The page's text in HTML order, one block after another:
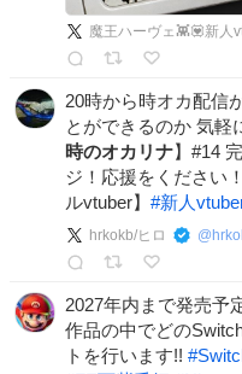
魔王ハーヴェ👾💟新人
20時から時オカ配信
とができるのか 気軽
時のオカリナ】#14
ジ！応援をください
ルvtuber】 #新人
hrkokb/ヒロ @
2027年内まで発売予
作品の中でどの
トを行います!! #